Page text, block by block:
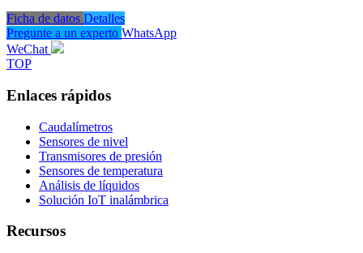
Ficha de datos Detalles
Pregunte a un experto WhatsApp
WeChat
TOP
Enlaces rápidos
Caudalímetros
Sensores de nivel
Transmisores de presión
Sensores de temperatura
Análisis de líquidos
Solución IoT inalámbrica
Recursos